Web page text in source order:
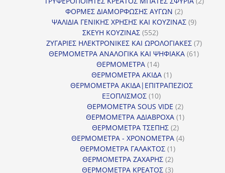
ΦΟΡΜΕΣ ΔΙΑΜΟΡΦΩΣΗΣ ΑΥΓΩΝ 22
προϊόντα
ΨΑΛΙΔΙΑ ΓΕΝΙΚΗΣ ΧΡΗΣΗΣ ΚΑΙ ΚΟΥΖΙΝΑΣ 99
ΣΚΕΥΗ ΚΟΥΖΙΝΑΣ 552552
προϊόντα
ΖΥΓΑΡΙΕΣ ΗΛΕΚΤΡΟΝΙΚΕΣ ΚΑΙ ΩΡΟΛΟΓΙΑΚΕΣ 77
ΘΕΡΜΟΜΕΤΡΑ ΑΝΑΛΟΓΙΚΑ ΚΑΙ ΨΗΦΙΑΚΑ 6161
ΘΕΡΜΟΜΕΤΡΑ 1414
προϊόντα
ΘΕΡΜΟΜΕΤΡΑ ΑΚΙΔΑ 11
προϊόν
ΘΕΡΜΟΜΕΤΡΑ ΑΚΙΔΑ|ΕΠΙΤΡΑΠΕΖΙΟΣ
ΕΞΟΠΛΙΣΜΟΣ 1010
προϊόντα
ΘΕΡΜΟΜΕΤΡΑ SOUS VIDE 22
προϊόντα
ΘΕΡΜΟΜΕΤΡΑ ΑΔΙΑΒΡΟΧΑ 11
ΘΕΡΜΟΜΕΤΡΑ ΤΣΕΠΗΣ 22
προϊόντα
ΘΕΡΜΟΜΕΤΡΑ - ΧΡΟΝΟΜΕΤΡΑ 44
ΘΕΡΜΟΜΕΤΡΑ ΓΑΛΑΚΤΟΣ 11
προϊόν
ΘΕΡΜΟΜΕΤΡΑ ΖΑΧΑΡΗΣ 22
προϊόντα
ΘΕΡΜΟΜΕΤΡΑ ΚΡΕΑΤΟΣ 33